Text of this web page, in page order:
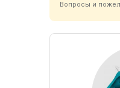
Вопросы и